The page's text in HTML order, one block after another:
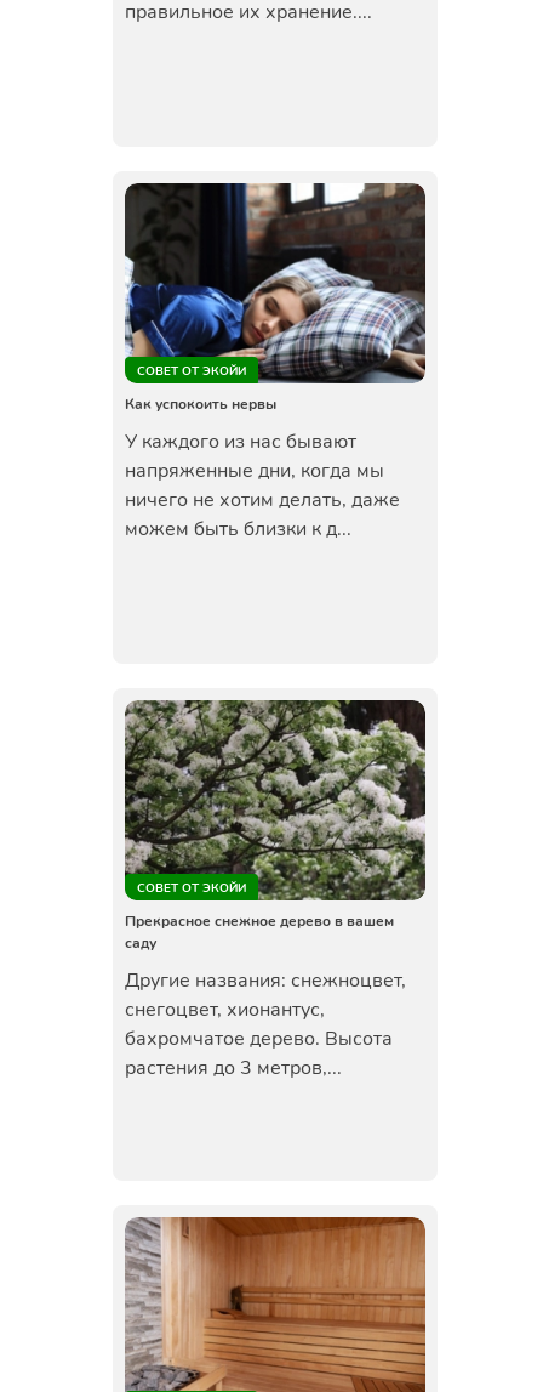
правильное их хранение....
СОВЕТ ОТ ЭКОЙИ
Как успокоить нервы
У каждого из нас бывают
напряженные дни, когда мы
ничего не хотим делать, даже
можем быть близки к д...
СОВЕТ ОТ ЭКОЙИ
Прекрасное снежное дерево в вашем
саду
Другие названия: снежноцвет,
снегоцвет, хионантус,
бахромчатое дерево. Высота
растения до 3 метров,...